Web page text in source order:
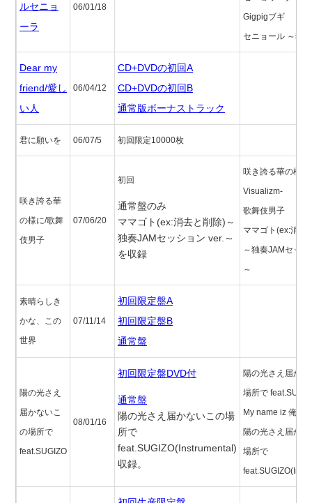
ルセニョ
ーラ
06/01/18
Gigpigブギ
セニョール ～独
Dear my
friend/愛し
い人
06/04/12
CD+DVDの初回A
CD+DVDの初回B
通常版ボーナストラック
君に願いを 06/07/5 初回限定10000枚
咲き誇る華
の様に/歌舞
伎男子
07/06/20
初回
通常盤のみ
ママゴト(ex:消去と削除)～
独奏JAMセッション ver.～
を収録
咲き誇る華の様
Visualizm-
歌舞伎男子
ママゴト(ex:消去
～独奏JAMセッシ
～
素晴らしき
かな、この
世界
07/11/14
初回限定盤A
初回限定盤B
通常盤
陽の光さえ
届かないこ
の場所で
feat.SUGIZO
08/01/16
初回限定盤DVD付
通常盤
陽の光さえ届かないこの場
所で
feat.SUGIZO(Instrumental)
収録。
陽の光さえ届かな
場所で
My name iz 俺様
陽の光さえ届かな
場所で